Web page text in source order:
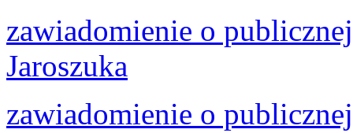
zawiadomienie o
Jaroszuka
zawiadomienie o